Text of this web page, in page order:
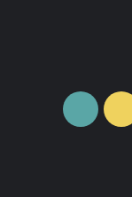
آپارات ایتا